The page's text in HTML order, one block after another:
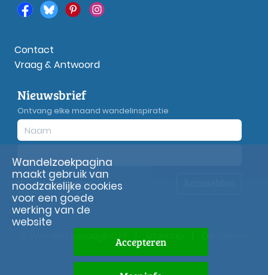
Contact
Vraag & Antwoord
Nieuwsbrief
Ontvang elke maand wandelinspiratie
Privacyverklaring
© Wandelzoekpagina.nl
Wandelzoekpagina
maakt gebruik van
noodzakelijke cookies
voor een goede
werking van de
website
Accepteren